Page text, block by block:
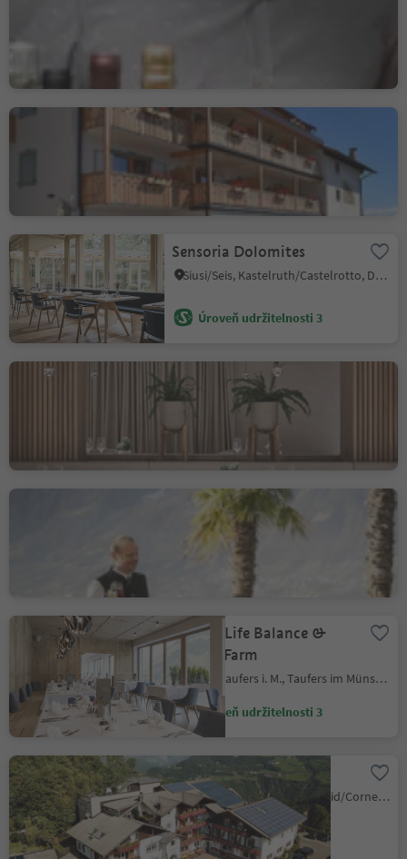
Locanda Al Cervo
Úroveň udržitelnosti 3
Sensoria Dolomites
Siusi/Seis, Kastelruth/Castelrotto, Dolomites Region Seiser Alm
Úroveň udržitelnosti 3
AMA Restaurant
Úroveň udržitelnosti 3
Luminis „food & wine“
Schenna/Scena, Meran/Merano and environs
Úroveň udržitelnosti 3
Tuberis Life Balance &
Nature Farm
Tubre/Taufers i. M., Taufers im Münstertal/Tubre, Vinschgau/Val Venosta
Úroveň udržitelnosti 3
Hotel Steineggerhof
Collepietra/Steinegg, Karneid/Cornedo all'Isarco, Dolomites Region Eggental
Úroveň udržitelnosti 3